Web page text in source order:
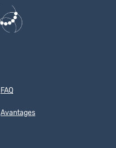
FAQ
Avantages